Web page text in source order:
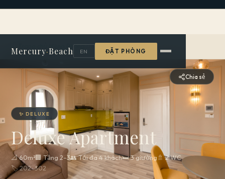
Mercury·Beach EN ĐẶT PHÒNG
Hạng Phòng›Deluxe Apartment
Chia sẻ
✨ DELUXE
Deluxe Apartment
📐 60m²🏢 Tầng 2–3👥 Tối đa 4 khách🛏 3 giường🚿 2 WC
🏷️ 202 · 302